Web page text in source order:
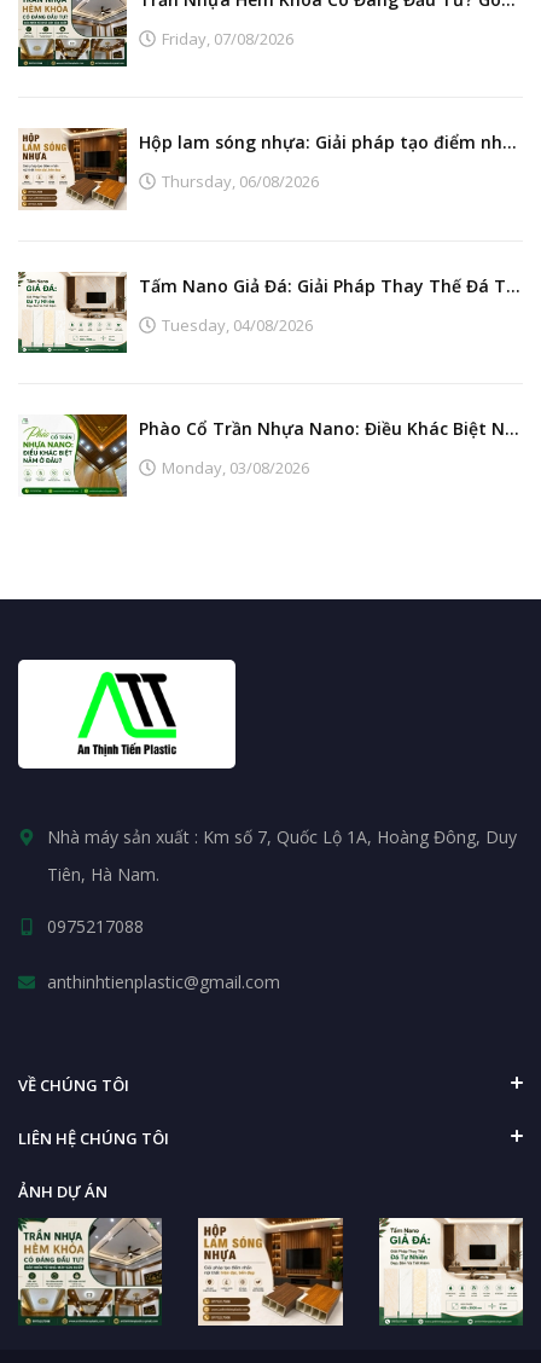
Friday, 07/08/2026
Hộp lam sóng nhựa: Giải pháp tạo điểm nhấn nội thất hiện đại, bền đẹp
Thursday, 06/08/2026
Tấm Nano Giả Đá: Giải Pháp Thay Thế Đá Tự Nhiên Đẹp, Bền Và Tiết Kiệm
Tuesday, 04/08/2026
Phào Cổ Trần Nhựa Nano: Điều Khác Biệt Nằm Ở Đâu?
Monday, 03/08/2026
Nhà máy sản xuất : Km số 7, Quốc Lộ 1A, Hoàng Đông, Duy
Tiên, Hà Nam.
0975217088
anthinhtienplastic@gmail.com
VỀ CHÚNG TÔI
LIÊN HỆ CHÚNG TÔI
ẢNH DỰ ÁN